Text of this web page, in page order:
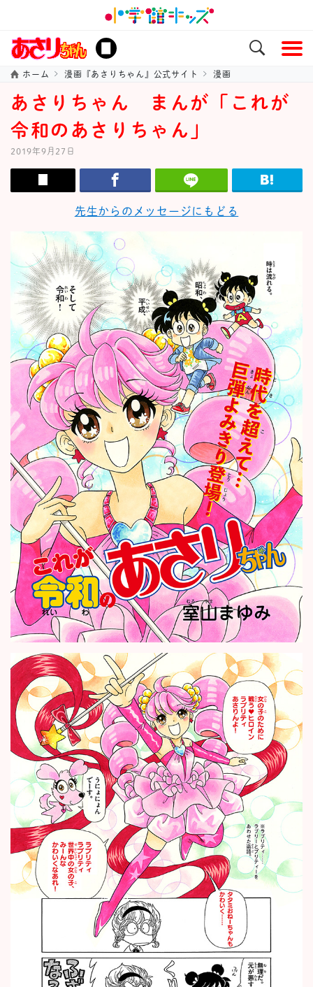
ホーム 漫画『あさりちゃん』公式サイト 漫画
あさりちゃん まんが「これが
令和のあさりちゃん」
2019年9月27日
先生からのメッセージにもどる